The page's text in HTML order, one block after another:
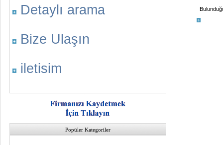
Detaylı arama
Bize Ulaşın
iletisim
Popüler Kategoriler